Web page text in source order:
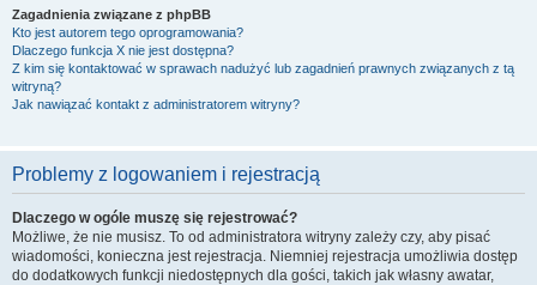
Zagadnienia związane z phpBB
Kto jest autorem tego oprogramowania?
Dlaczego funkcja X nie jest dostępna?
Z kim się kontaktować w sprawach nadużyć lub zagadnień prawnych związanych z tą
witryną?
Jak nawiązać kontakt z administratorem witryny?
Problemy z logowaniem i rejestracją
Dlaczego w ogóle muszę się rejestrować?
Możliwe, że nie musisz. To od administratora witryny zależy czy, aby pisać
wiadomości, konieczna jest rejestracja. Niemniej rejestracja umożliwia dostęp
do dodatkowych funkcji niedostępnych dla gości, takich jak własny awatar,